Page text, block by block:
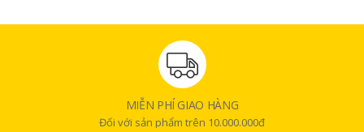
MIỄN PHÍ GIAO HÀNG
Đối với sản phẩm trên 10.000.000đ